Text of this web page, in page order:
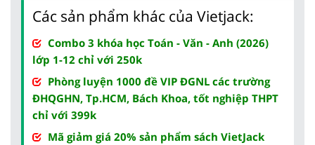
Các sản phẩm khác của Vietjack:
Combo 3 khóa học Toán - Văn - Anh (2026)
lớp 1-12 chỉ với 250k
Phòng luyện 1000 đề VIP ĐGNL các trường
ĐHQGHN, Tp.HCM, Bách Khoa, tốt nghiệp THPT
chỉ với 399k
Mã giảm giá 20% sản phẩm sách VietJack